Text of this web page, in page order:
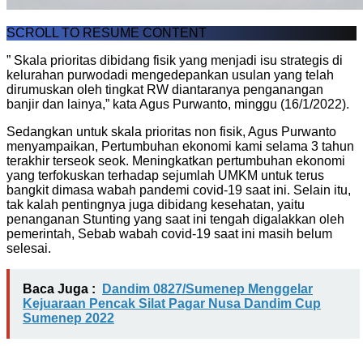
SCROLL TO RESUME CONTENT
” Skala prioritas dibidang fisik yang menjadi isu strategis di
kelurahan purwodadi mengedepankan usulan yang telah
dirumuskan oleh tingkat RW diantaranya penganangan
banjir dan lainya,” kata Agus Purwanto, minggu (16/1/2022).
Sedangkan untuk skala prioritas non fisik, Agus Purwanto
menyampaikan, Pertumbuhan ekonomi kami selama 3 tahun
terakhir terseok seok. Meningkatkan pertumbuhan ekonomi
yang terfokuskan terhadap sejumlah UMKM untuk terus
bangkit dimasa wabah pandemi covid-19 saat ini. Selain itu,
tak kalah pentingnya juga dibidang kesehatan, yaitu
penanganan Stunting yang saat ini tengah digalakkan oleh
pemerintah, Sebab wabah covid-19 saat ini masih belum
selesai.
Baca Juga :
Dandim 0827/Sumenep Menggelar
Kejuaraan Pencak Silat Pagar Nusa Dandim Cup
Sumenep 2022